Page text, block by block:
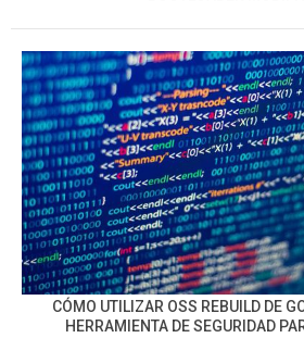
CÓMO UTILIZAR OSS REBUILD DE
HERRAMIENTA DE SEGURIDAD